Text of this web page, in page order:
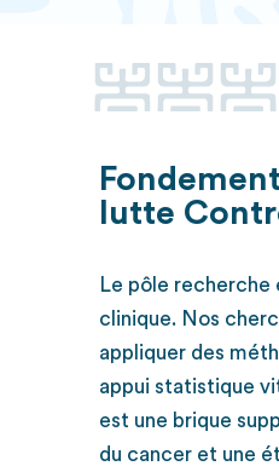
lutte
Le pôle recherche
clinique. Nos
appliquer des
appui statistique
est une brique
du cancer et une